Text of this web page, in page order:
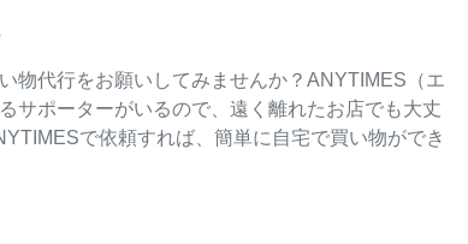
物代行をお願いしてみませんか？ANYTIMES（エ
サポーターがいるので、遠く離れたお店でも大丈
で依頼すれば、簡単に自宅で買い物ができ